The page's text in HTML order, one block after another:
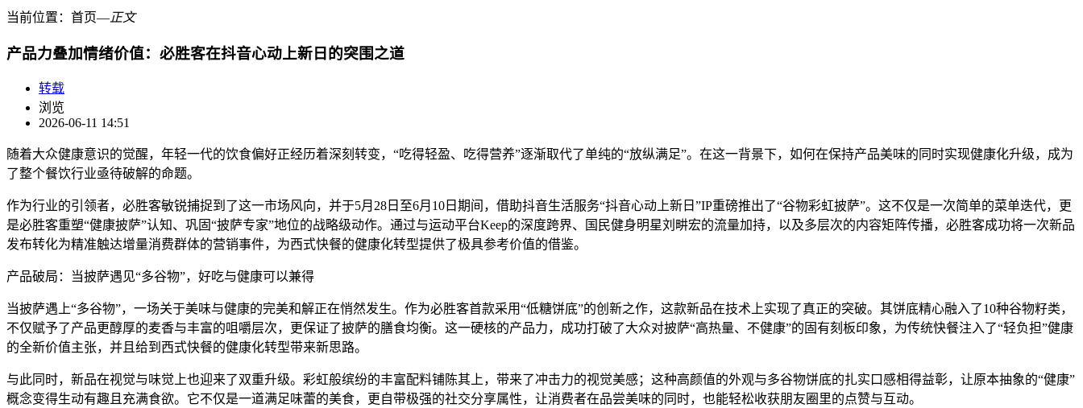
当前位置： 首页―正文
产品力叠加情绪价值：必胜客在抖音心动上新日的突围之道
转载
浏览
2026-06-11 14:51
随着大众健康意识的觉醒，年轻一代的饮食偏好正经历着深刻转变，“吃得轻盈、吃得营养”逐渐取代了单纯的“放纵满足”。在这一背景下，如何在保持产品美味的同时实现健康化升级，成为
了整个餐饮行业亟待破解的命题。
作为行业的引领者，必胜客敏锐捕捉到了这一市场风向，并于5月28日至6月10日期间，借助抖音生活服务“抖音心动上新日”IP重磅推出了“谷物彩虹披萨”。这不仅是一次简单的菜单迭代，更
是必胜客重塑“健康披萨”认知、巩固“披萨专家”地位的战略级动作。通过与运动平台Keep的深度跨界、国民健身明星刘畊宏的流量加持，以及多层次的内容矩阵传播，必胜客成功将一次新品
发布转化为精准触达增量消费群体的营销事件，为西式快餐的健康化转型提供了极具参考价值的借鉴。
产品破局：当披萨遇见“多谷物”，好吃与健康可以兼得
当披萨遇上“多谷物”，一场关于美味与健康的完美和解正在悄然发生。作为必胜客首款采用“低糖饼底”的创新之作，这款新品在技术上实现了真正的突破。其饼底精心融入了10种谷物籽类，
不仅赋予了产品更醇厚的麦香与丰富的咀嚼层次，更保证了披萨的膳食均衡。这一硬核的产品力，成功打破了大众对披萨“高热量、不健康”的固有刻板印象，为传统快餐注入了“轻负担”健康
的全新价值主张，并且给到西式快餐的健康化转型带来新思路。
与此同时，新品在视觉与味觉上也迎来了双重升级。彩虹般缤纷的丰富配料铺陈其上，带来了冲击力的视觉美感；这种高颜值的外观与多谷物饼底的扎实口感相得益彰，让原本抽象的“健康”
概念变得生动有趣且充满食欲。它不仅是一道满足味蕾的美食，更自带极强的社交分享属性，让消费者在品尝美味的同时，也能轻松收获朋友圈里的点赞与互动。